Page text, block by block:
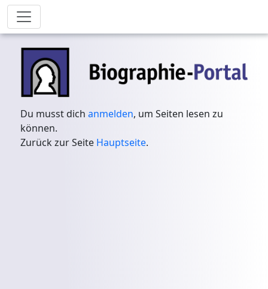
Du musst dichanmelden, um Seiten lesen zu
können.
Zurück zur Seite Hauptseite.